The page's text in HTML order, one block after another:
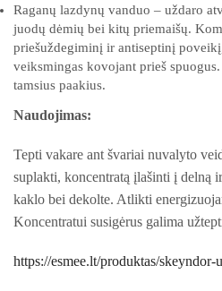
Raganų lazdynų vanduo – uždaro
juodų dėmių bei kitų priemaišų.
priešuždegiminį ir antiseptinį
veiksmingas kovojant prieš
tamsius paakius.
Naudojimas:
Tepti vakare ant švariai nuvalyto
suplakti, koncentratą įlašinti į delną
kaklo bei dekolte. Atlikti
Koncentratui susigėrus galima
https://esmee.lt/produktas/